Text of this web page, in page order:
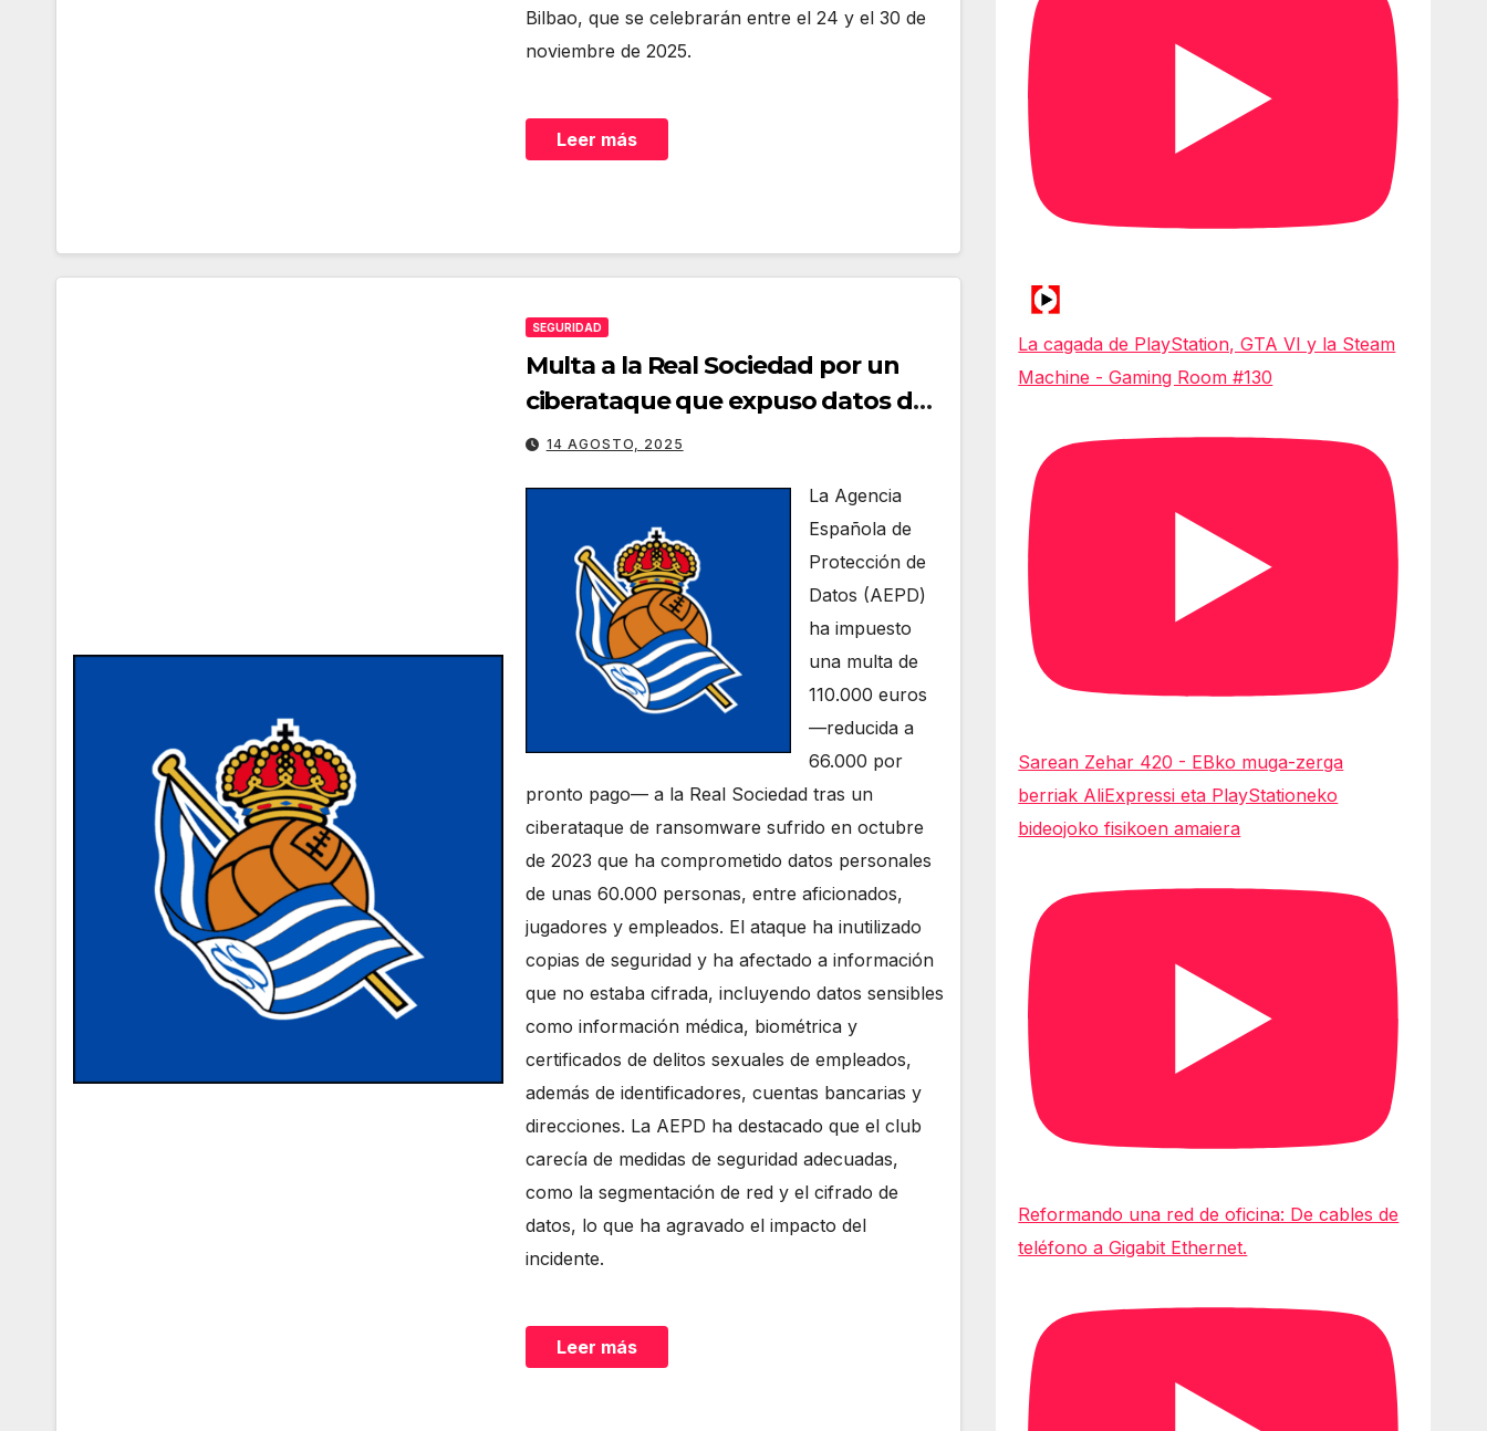
Bilbao, que se celebrarán entre el 24 y el 30 de
noviembre de 2025.
Leer más
SEGURIDAD
Multa a la Real Sociedad por un
ciberataque que expuso datos de
60.000 personas
14 AGOSTO, 2025
La Agencia
Española de
Protección de
Datos (AEPD)
ha impuesto
una multa de
110.000 euros
—reducida a
66.000 por
pronto pago— a la Real Sociedad tras un
ciberataque de ransomware sufrido en octubre
de 2023 que ha comprometido datos personales
de unas 60.000 personas, entre aficionados,
jugadores y empleados. El ataque ha inutilizado
copias de seguridad y ha afectado a información
que no estaba cifrada, incluyendo datos sensibles
como información médica, biométrica y
certificados de delitos sexuales de empleados,
además de identificadores, cuentas bancarias y
direcciones. La AEPD ha destacado que el club
carecía de medidas de seguridad adecuadas,
como la segmentación de red y el cifrado de
datos, lo que ha agravado el impacto del
incidente.
Leer más
La cagada de PlayStation, GTA VI y la Steam
Machine - Gaming Room #130
Sarean Zehar 420 - EBko muga-zerga
berriak AliExpressi eta PlayStationeko
bideojoko fisikoen amaiera
Reformando una red de oficina: De cables de
teléfono a Gigabit Ethernet.